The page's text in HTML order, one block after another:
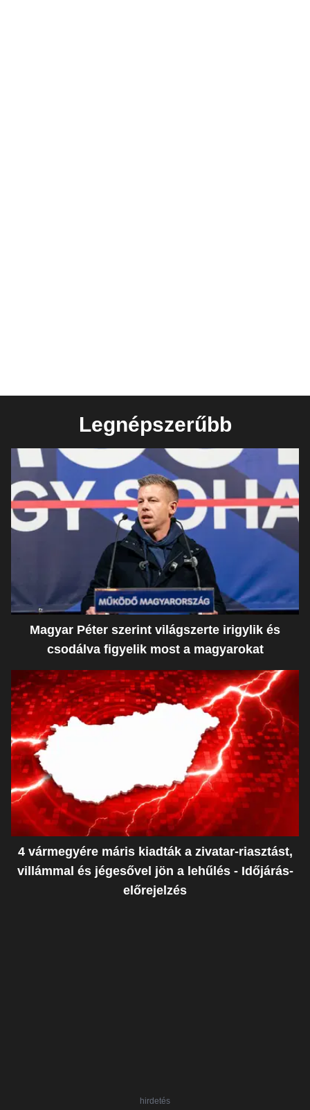
Legnépszerűbb
Magyar Péter szerint világszerte irigylik és
csodálva figyelik most a magyarokat
4 vármegyére máris kiadták a zivatar-riasztást,
villámmal és jégesővel jön a lehűlés - Időjárás-
előrejelzés
hirdetés